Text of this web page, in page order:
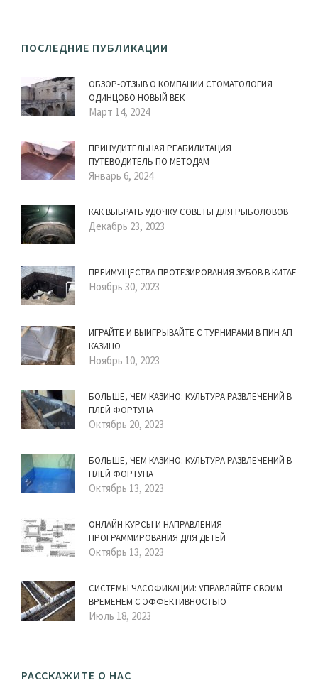
ПОСЛЕДНИЕ ПУБЛИКАЦИИ
ОБЗОР-ОТЗЫВ О КОМПАНИИ СТОМАТОЛОГИЯ
ОДИНЦОВО НОВЫЙ ВЕК
Март 14, 2024
ПРИНУДИТЕЛЬНАЯ РЕАБИЛИТАЦИЯ
ПУТЕВОДИТЕЛЬ ПО МЕТОДАМ
Январь 6, 2024
КАК ВЫБРАТЬ УДОЧКУ СОВЕТЫ ДЛЯ РЫБОЛОВОВ
Декабрь 23, 2023
ПРЕИМУЩЕСТВА ПРОТЕЗИРОВАНИЯ ЗУБОВ В КИТАЕ
Ноябрь 30, 2023
ИГРАЙТЕ И ВЫИГРЫВАЙТЕ С ТУРНИРАМИ В ПИН АП
КАЗИНО
Ноябрь 10, 2023
БОЛЬШЕ, ЧЕМ КАЗИНО: КУЛЬТУРА РАЗВЛЕЧЕНИЙ В
ПЛЕЙ ФОРТУНА
Октябрь 20, 2023
БОЛЬШЕ, ЧЕМ КАЗИНО: КУЛЬТУРА РАЗВЛЕЧЕНИЙ В
ПЛЕЙ ФОРТУНА
Октябрь 13, 2023
ОНЛАЙН КУРСЫ И НАПРАВЛЕНИЯ
ПРОГРАММИРОВАНИЯ ДЛЯ ДЕТЕЙ
Октябрь 13, 2023
СИСТЕМЫ ЧАСОФИКАЦИИ: УПРАВЛЯЙТЕ СВОИМ
ВРЕМЕНЕМ С ЭФФЕКТИВНОСТЬЮ
Июль 18, 2023
РАССКАЖИТЕ О НАС